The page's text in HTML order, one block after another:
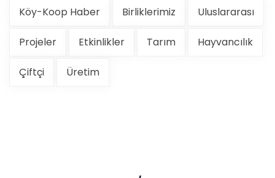
Köy-Koop Haber Birliklerimiz Uluslararası
Projeler Etkinlikler Tarım Hayvancılık
Çiftçi Üretim